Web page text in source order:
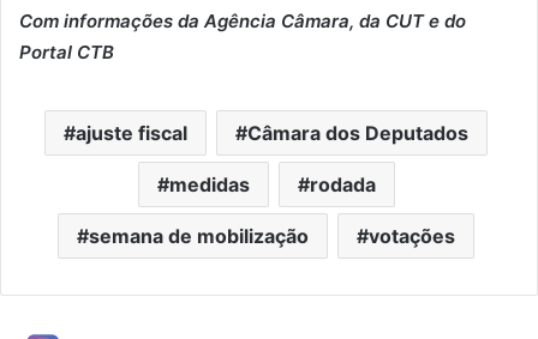
Com informações da Agência Câmara, da CUT e do
Portal CTB
ajuste fiscal Câmara dos Deputados
medidas rodada
semana de mobilização votações